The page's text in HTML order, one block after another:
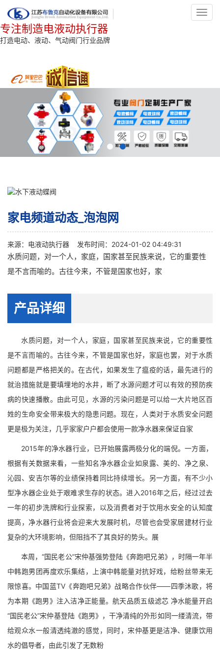
专注制造电液动执行器
打造电动、液动、气动阀门行业品牌
家电频道动态_泡泡网
来源： 电液动执行器 发布时间：2024-01-02 04:49:31
水质问题，对一个人，家庭，国家甚至民族来说，它的重要性
是不言而喻的。古往今来，不管是国家也好，家
产品详细
水质问题，对一个人，家庭，国家甚至民族来说，它的重要性
是不言而喻的。古往今来，不管是国家也好，家庭也罢，对于水质
问题都是严格把关的。在古代，如果发生了瘟疫的话，最先进行的
就治措施就是要填埋地的水井，断了水源问题才可以有效的预防疾
病的快速播散。由此可见，水源的污染问题是可以给一大片地区百
姓的生命安全带来极大的隐患问题。现在，人类对于水质安全问题
更是极为关注，几乎家家户户都会使用一款净水器来保证自家
2015年的净水器行业，已开始展露两极分化的端倪。一方面，
根据有关数据来看，一些知名净水器企业如泉露、美的、净之泉、
沁园、安吉尔等的业绩保持着同比持续增长。另一方面，有不少小
型净水器企业处于艰难求生存的状态。进入2016年之后，经过过去
一年的初步洗牌和行业探索，以及消费者对于饮用水安全的认知度
提高，净水器行业将会迎来大发展时机，尽管也会受家居建材行业
复杂的大环境影响，但阻挡不了其良好的势头。展
本周，“国民老公”宋仲基强势登陆《奔跑吧兄弟》，时隔一年半
中韩跑男团再度欢乐集结，上演中韩能量对抗好戏，给粉丝带来无
限惊喜。中国蓝TV《奔跑吧兄弟》战略合作伙伴——四季沐歌，将
为本期《跑男》注入洁净正能量。航天品质五级滤芯 净水能量开启
“国民老公”宋仲基登陆《跑男》，干净清纯的外形如同一缕清流，带
给观众水一般清透纯澈的感觉，同时，宋仲基更是洁净、健康饮用
水的倡导者，由此引发了无数粉